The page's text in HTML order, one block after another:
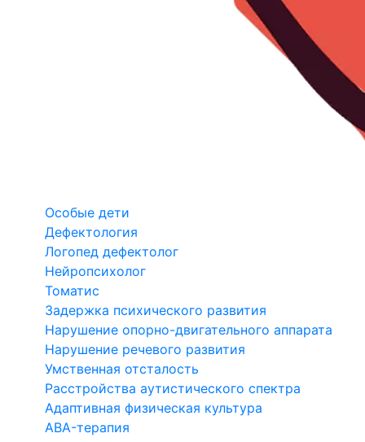
Особые дети
Дефектология
Логопед дефектолог
Нейропсихолог
Томатис
Задержка психического развития
Нарушение опорно-двигательного аппарата
Нарушение речевого развития
Умственная отсталость
Расстройства аутистического спектра
Адаптивная физическая культура
ABA-терапия